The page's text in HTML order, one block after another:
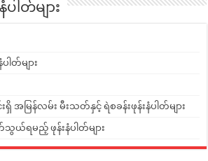
တ်များ
ါတ်များ
အမြန်လမ်း မီးသတ်နှင့် ရဲစခန်းဖုန်းနံပါတ်များ
ယ်ရမည့် ဖုန်းနံပါတ်များ